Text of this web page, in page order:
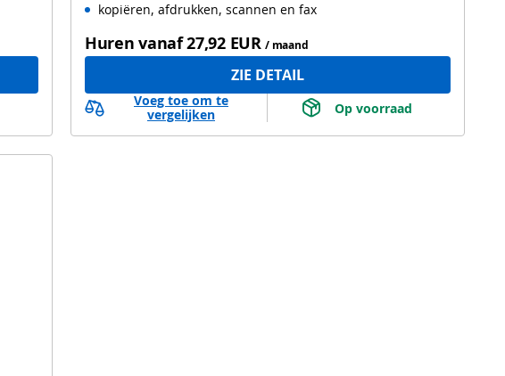
kopiëren, afdrukken, scannen en fax
Huren vanaf27,92 EUR / maand
ZIE DETAIL
Voeg toe om te
vergelijken
Op voorraad